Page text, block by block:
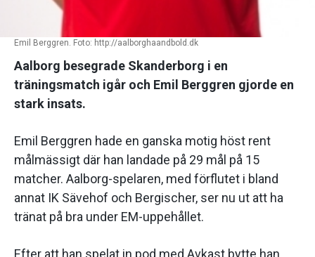
Emil Berggren. Foto: http://aalborghaandbold.dk
Aalborg besegrade Skanderborg i en
träningsmatch igår och Emil Berggren gjorde en
stark insats.
Emil Berggren hade en ganska motig höst rent
målmässigt där han landade på 29 mål på 15
matcher. Aalborg-spelaren, med förflutet i bland
annat IK Sävehof och Bergischer, ser nu ut att ha
tränat på bra under EM-uppehållet.
Efter att han spelat in pod med Avkast bytte han